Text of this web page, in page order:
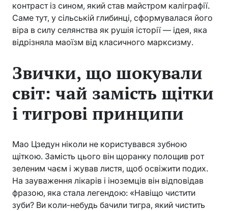
контраст із сином, який став майстром каліграфії.
Саме тут, у сільській глибинці, сформувалася його
віра в силу селянства як рушія історії — ідея, яка
відрізняла маоїзм від класичного марксизму.
Звички, що шокували
світ: чай замість щітки
і тигрові принципи
Мао Цзедун ніколи не користувався зубною
щіткою. Замість цього він щоранку полощив рот
зеленим чаєм і жував листя, щоб освіжити подих.
На зауваження лікарів і іноземців він відповідав
фразою, яка стала легендою: «Навіщо чистити
зуби? Ви коли-небудь бачили тигра, який чистить